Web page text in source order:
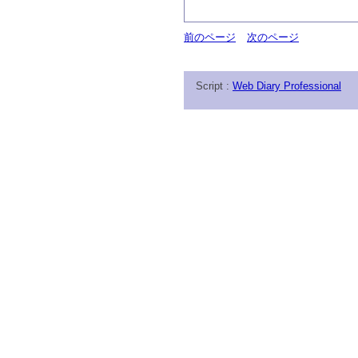
前のページ 次のページ
Script : Web Diary Professional